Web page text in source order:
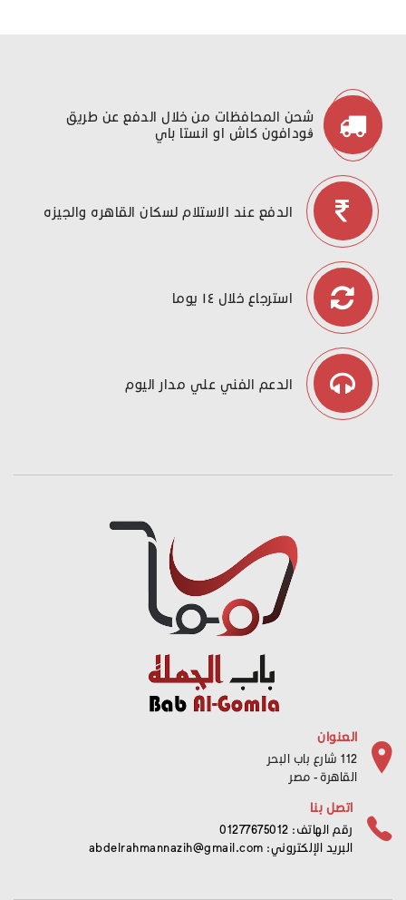
شحن المحافظات من خلال الدفع عن طريق
ڤودافون كاش او انستا باي
الدفع عند الاستلام لسكان القاهره والجيزه
استرجاع خلال ١٤ يوما
الدعم الفني علي مدار اليوم
العنوان
112 شارع باب البحر
القاهرة - مصر
اتصل بنا
رقم الهاتف: 01277675012
البريد الإلكتروني: abdelrahmannazih@gmail.com